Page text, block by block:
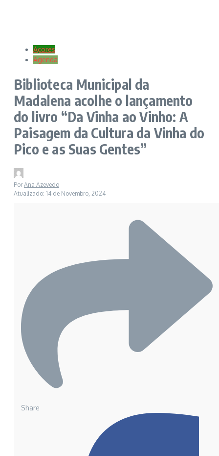
Açores
Agenda
Biblioteca Municipal da
Madalena acolhe o lançamento
do livro “Da Vinha ao Vinho: A
Paisagem da Cultura da Vinha do
Pico e as Suas Gentes”
PorAna Azevedo
Atualizado: 14 de Novembro, 2024
Share